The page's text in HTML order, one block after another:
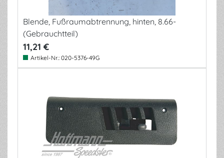
Blende, Fußraumabtrennung, hinten, 8.66-
(Gebrauchtteil)
11,21 €
Artikel-Nr.: 020-5376-49G